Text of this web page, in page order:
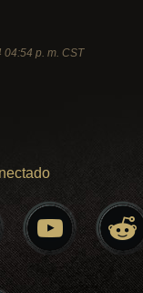
p. m. CST